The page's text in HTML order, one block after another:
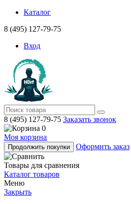
Каталог
8 (495) 127-79-75
Вход
8 (495) 127-79-75 Заказать звонок
0
Моя корзина
Продолжить покупки Оформить заказ
Товары для сравнения
Каталог товаров
Меню
Закрыть